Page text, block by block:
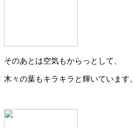
そのあとは空気もからっとして、
木々の葉もキラキラと輝いています。